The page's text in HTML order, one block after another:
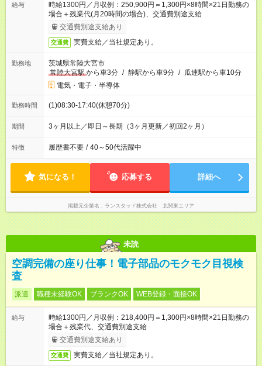
給与
時給1300円／月収例：250,900円＝1,300円×8時間×21日勤務の
場合＋残業代(月20時間の場合)、交通費別途支給
交通費別途支給あり
交通費 実費支給／当社規定あり。
勤務地
茨城県常陸大宮市
常陸大宮駅から車3分 / 静駅から車9分 / 瓜連駅から車10分
電気・電子・半導体
勤務時間 (1)08:30-17:40(休憩70分)
期間 3ヶ月以上／即日～長期（3ヶ月更新／初回2ヶ月）
特徴 履歴書不要 / 40～50代活躍中
気になる！ 応募する 詳細へ
掲載元企業名 ランスタッド株式会社 北関東エリア
未読
空調完備の座り仕事！電子部品のモクモク目視検
査
派遣 職種未経験OK ブランクOK WEB登録・面接OK
給与
時給1300円／月収例：218,400円＝1,300円×8時間×21日勤務の
場合＋残業代、交通費別途支給
交通費別途支給あり
交通費 実費支給／当社規定あり。